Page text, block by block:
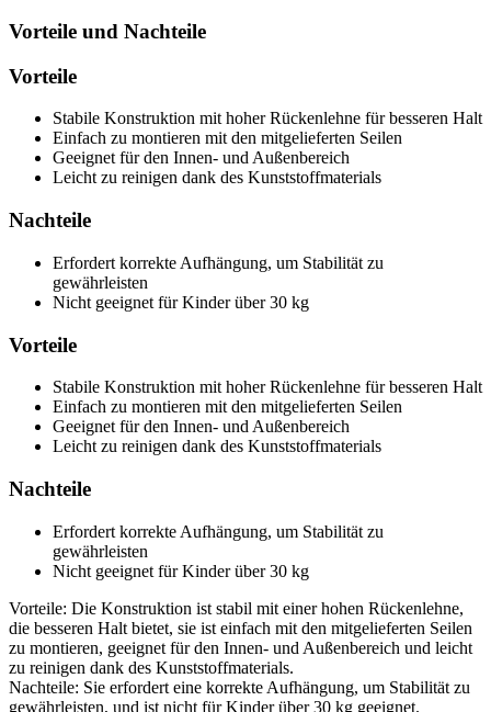
Vorteile und Nachteile
Vorteile
Stabile Konstruktion mit hoher Rückenlehne für besseren Halt
Einfach zu montieren mit den mitgelieferten Seilen
Geeignet für den Innen- und Außenbereich
Leicht zu reinigen dank des Kunststoffmaterials
Nachteile
Erfordert korrekte Aufhängung, um Stabilität zu
gewährleisten
Nicht geeignet für Kinder über 30 kg
Vorteile
Stabile Konstruktion mit hoher Rückenlehne für besseren Halt
Einfach zu montieren mit den mitgelieferten Seilen
Geeignet für den Innen- und Außenbereich
Leicht zu reinigen dank des Kunststoffmaterials
Nachteile
Erfordert korrekte Aufhängung, um Stabilität zu
gewährleisten
Nicht geeignet für Kinder über 30 kg
Vorteile: Die Konstruktion ist stabil mit einer hohen Rückenlehne,
die besseren Halt bietet, sie ist einfach mit den mitgelieferten Seilen
zu montieren, geeignet für den Innen- und Außenbereich und leicht
zu reinigen dank des Kunststoffmaterials.
Nachteile: Sie erfordert eine korrekte Aufhängung, um Stabilität zu
gewährleisten, und ist nicht für Kinder über 30 kg geeignet.